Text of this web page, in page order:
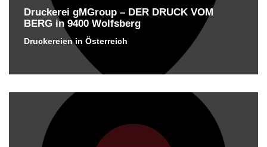
Druckerei gMGroup – DER DRUCK VOM
BERG in 9400 Wolfsberg
Druckereien in Österreich